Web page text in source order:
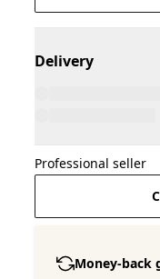
Delivery
Professional seller
Money-back